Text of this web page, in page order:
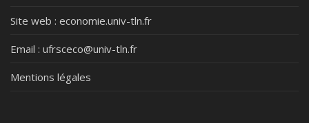
Site web : economie.univ-tln.fr
Email : ufrsceco@univ-tln.fr
Mentions légales